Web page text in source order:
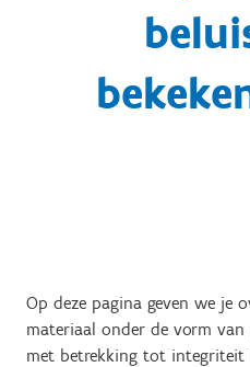
Op deze pagina geven we je
materiaal onder de vorm van
met betrekking tot integriteit